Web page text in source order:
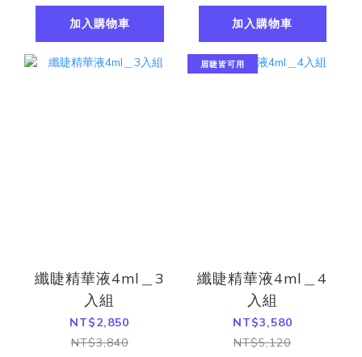
加入購物車 加入購物車
纖睫精華液4ml＿3
入組
NT$2,850
NT$3,840
眉睫皆可用
纖睫精華液4ml＿4
入組
NT$3,580
NT$5,120